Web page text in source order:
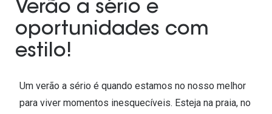
Verão a sério e
oportunidades com
estilo!
Um verão a sério é quando estamos no nosso melhor
para viver momentos inesquecíveis. Esteja na praia, no